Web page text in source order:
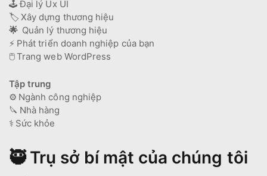
🕹️ Đại lý Ux UI
🏷️ Xây dựng thương hiệu
🌟 Quản lý thương hiệu
⚡ Phát triển doanh nghiệp của bạn
🖱️Trang web WordPress
Tập trung
⚙️ Ngành công nghiệp
🔪 Nhà hàng
⚕️ Sức khỏe
🥷 Trụ sở bí mật của chúng tôi